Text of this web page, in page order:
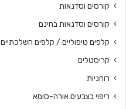
קורסים וסדנאות
קורסים וסדנאות בחינם
קלפים טיפוליים / קלפים השלכתיים
קריסטלים
רוחניות
ריפוי בצבעים אורה-סומא